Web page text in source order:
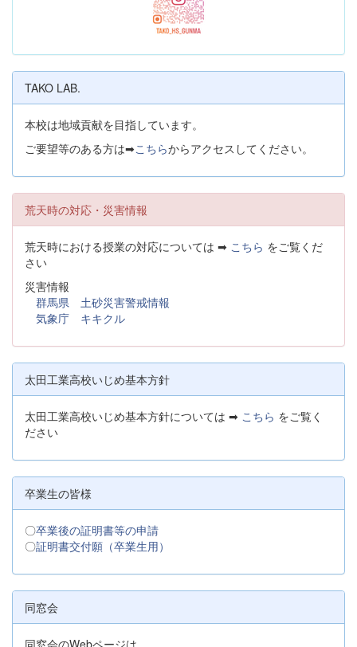
TAKO LAB.
本校は地域貢献を目指しています。
ご要望等のある方は➡こちらからアクセスしてください。
荒天時の対応・災害情報
荒天時における授業の対応については ➡ こちら をご覧くだ
さい
災害情報
群馬県 土砂災害警戒情報
気象庁 キキクル
太田工業高校いじめ基本方針
太田工業高校いじめ基本方針については ➡ こちら をご覧く
ださい
卒業生の皆様
〇卒業後の証明書等の申請
〇証明書交付願（卒業生用）
同窓会
同窓会のWebページは